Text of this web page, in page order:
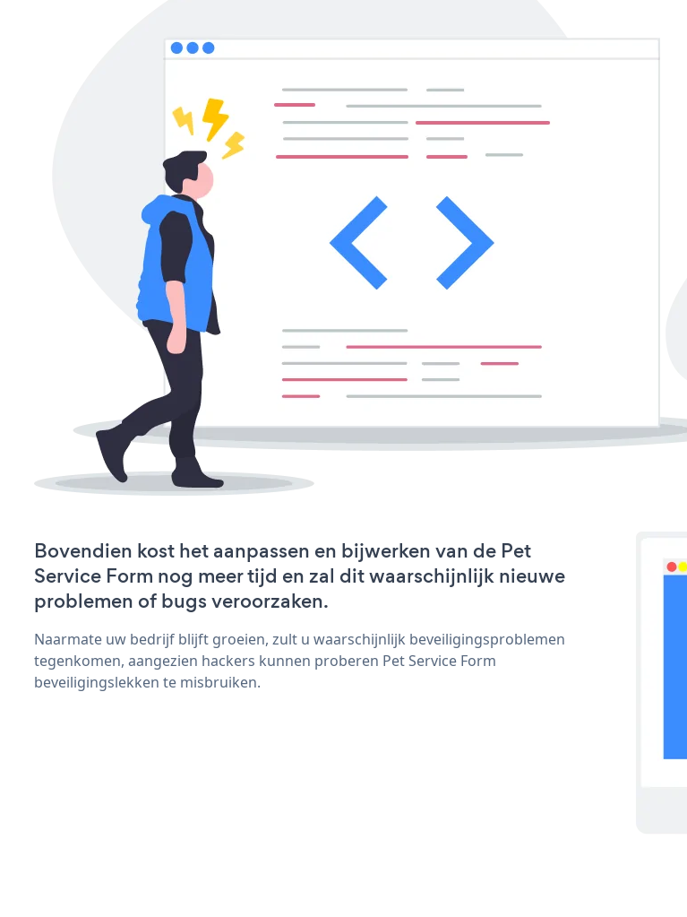
Bovendien kost het aanpassen en bijwerken van de Pet
Service Form nog meer tijd en zal dit waarschijnlijk nieuwe
problemen of bugs veroorzaken.
Naarmate uw bedrijf blijft groeien, zult u waarschijnlijk beveiligingsproblemen
tegenkomen, aangezien hackers kunnen proberen Pet Service Form
beveiligingslekken te misbruiken.